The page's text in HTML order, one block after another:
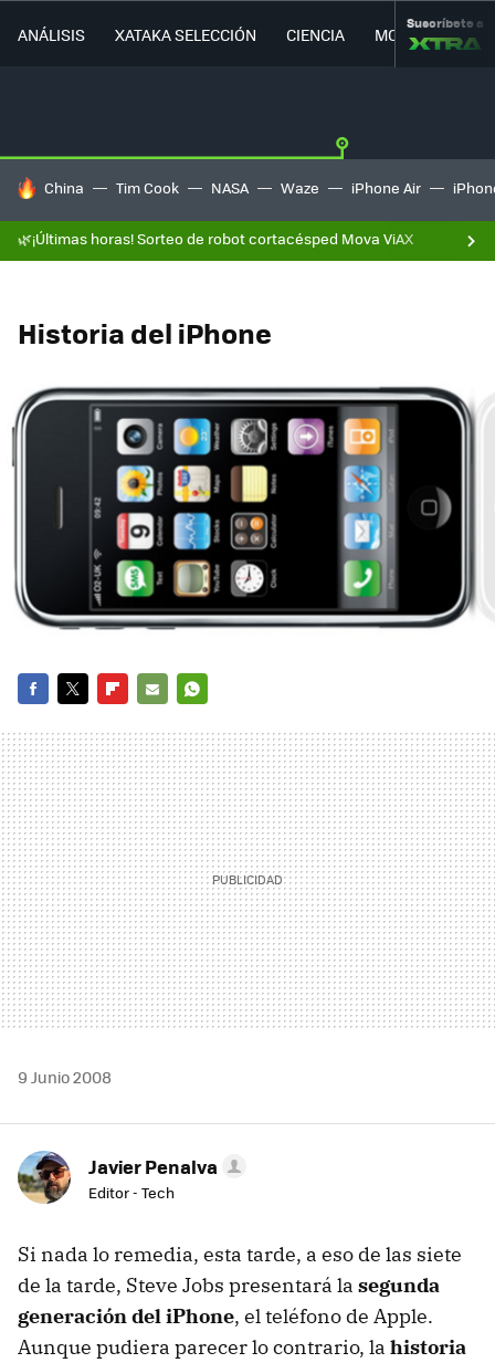
ANÁLISIS XATAKA SELECCIÓN CIENCIA MOVILIDAD
Suscríbete a
HOY SE HABLA DE
China Tim Cook NASA Waze iPhone Air
🌿¡Últimas horas! Sorteo de robot cortacésped Mova ViAX
Historia del iPhone
MAIL
9 Junio 2008
Javier Penalva
Editor - Tech
Si nada lo remedia, esta tarde, a eso de las siete
de la tarde, Steve Jobs presentará la segunda
generación del iPhone, el teléfono de Apple.
Aunque pudiera parecer lo contrario, la historia